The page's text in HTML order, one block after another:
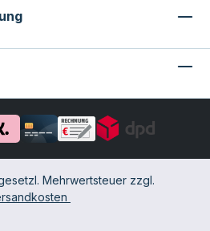
Mehrwertsteuer zzgl.